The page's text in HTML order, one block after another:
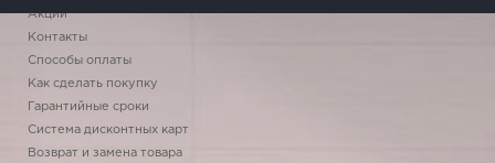
Акции
Контакты
Способы оплаты
Как сделать покупку
Гарантийные сроки
Система дисконтных карт
Возврат и замена товара